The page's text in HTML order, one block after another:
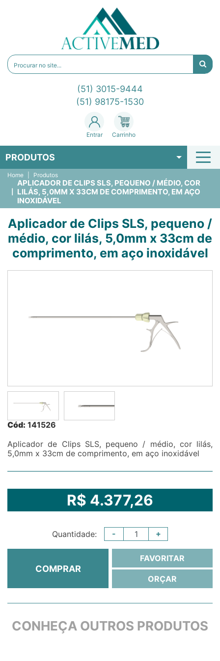
(51) 3015-9444
(51) 98175-1530
Entrar Carrinho
PRODUTOS
Home Produtos
APLICADOR DE CLIPS SLS, PEQUENO / MÉDIO, COR
LILÁS, 5,0MM X 33CM DE COMPRIMENTO, EM AÇO
INOXIDÁVEL
Aplicador de Clips SLS, pequeno /
médio, cor lilás, 5,0mm x 33cm de
comprimento, em aço inoxidável
Cód: 141526
Aplicador de Clips SLS, pequeno / médio, cor lilás,
5,0mm x 33cm de comprimento, em aço inoxidável
R$ 4.377,26
Quantidade: - +
COMPRAR
FAVORITAR
ORÇAR
CONHEÇA OUTROS PRODUTOS